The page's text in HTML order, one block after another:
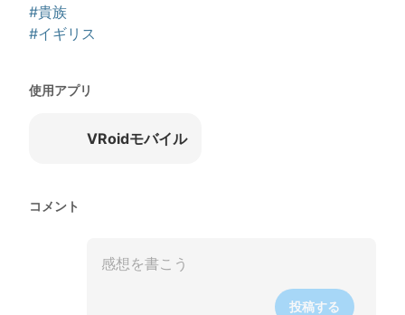
#貴族
#イギリス
使用アプリ
VRoidモバイル
コメント
投稿する